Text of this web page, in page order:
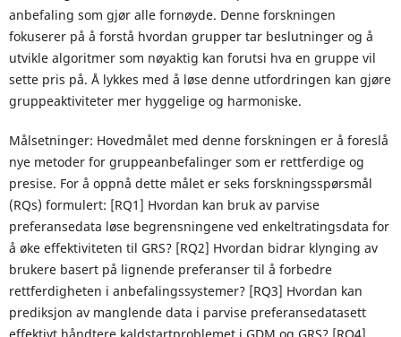
anbefaling som gjør alle fornøyde. Denne forskningen
fokuserer på å forstå hvordan grupper tar beslutninger og å
utvikle algoritmer som nøyaktig kan forutsi hva en gruppe vil
sette pris på. Å lykkes med å løse denne utfordringen kan gjøre
gruppeaktiviteter mer hyggelige og harmoniske.
Målsetninger: Hovedmålet med denne forskningen er å foreslå
nye metoder for gruppeanbefalinger som er rettferdige og
presise. For å oppnå dette målet er seks forskningsspørsmål
(RQs) formulert: [RQ1] Hvordan kan bruk av parvise
preferansedata løse begrensningene ved enkeltratingsdata for
å øke effektiviteten til GRS? [RQ2] Hvordan bidrar klynging av
brukere basert på lignende preferanser til å forbedre
rettferdigheten i anbefalingssystemer? [RQ3] Hvordan kan
prediksjon av manglende data i parvise preferansedatasett